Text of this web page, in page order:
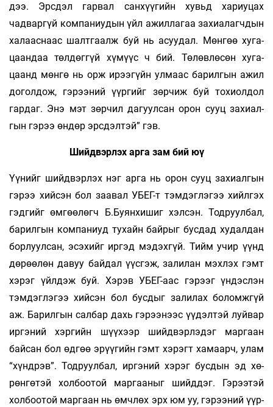
дээ. Эрсдэл гар­вал сан­­хүү­­­­гийн хувьд ха­­­­­­­риу­цах
чадваргүй компа­­ниу­­­дын үйл ажил­­­­­­­ла­­гаа захиалагчдын
халаас­наас шалт­­­­гаалж буй нь асуудал. Мөн­гөө хуга­­
цаан­даа төл­дөг­­­­­­гүй хү­­­­мүүс ч бий. Төлөвлөсөн ху­­­га­­
цаанд мөнгө нь орж и­рээгүйн улмаас ба­рил­гын ажил
до­­гол­­­­дож, гэ­­рээний үүргийг зөр­чиж буй тохиол­­дол
гар­­­даг. Энэ мэт зөрчил да­гуул­сан орон сууц за­хиал­
гын гэ­­­рээ өндөр эрс­­­дэл­­тэй” гэв.
Шийдвэрлэх арга зам бий юү
Үүнийг шийдвэрлэх нэг арга нь орон сууц за­хиал­­­гын
гэрээ хийсэн бол заавал УБЕГ-т тэм­­­дэг­­­­лэ­гээ хийлгэх
гэдгийг өмгөөлөгч Б.Буян­­­­­­­хи­шиг хэл­­­­сэн. Тодруулбал,
барилгын ком­па­­­­­ниуд ту­­­­хайн бай­­рыг бусдад худалдан
бор­­луул­­­­сан, эсэ­­­­­хийг ир­­­гэд мэ­­дэхгүй. Тийм учир үүнд
дө­рөө­­­­­­­лөн давуу бай­­­­­дал үүсгэж, залилан мэх­­­лэх гэмт
хэ­рэг үйл­дэж буй. Хэрэв УБЕГ-аас гэ­­­рээг үн­­­­­дэс­­­­лэн
тэм­­дэг­­­­­­лэ­гээ хийсэн бол бусдыг за­­­ли­лах бо­­­­­ломж­­­­гүй
аж. Барилгын салбар дахь гэ­рээ­­­нээс үүдэлтэй луй­вар
иргэний хэргийн шүү­хээр шийдвэрлэ­дэг мар­­­гаан
байсан бол өд­гөө эрүү­гийн гэмт хэ­­рэгт ха­маарч, улам
“хүнд­­рэв”. Тод­руулбал, ир­­­гэ­ний хэрэг бусдын эд хө­­
рөн­­гөтэй холбоотой мар­гааныг шийддэг. Гэрээ­­тэй
хол­­боотой мар­­гаан нь өмчлөх эрх юм уу, гэрээ­­ний үүр­